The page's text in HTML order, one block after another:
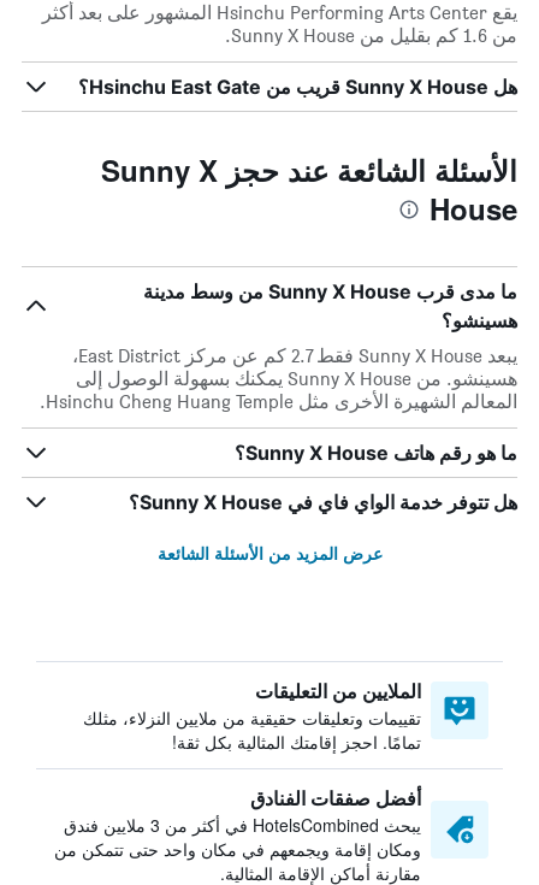
يقع Hsinchu Performing Arts Center المشهور على بعد أكثر
من 1.6 كم بقليل من Sunny X House.
هل Sunny X House قريب من Hsinchu East Gate؟
الأسئلة الشائعة عند حجز Sunny X
House
ما مدى قرب Sunny X House من وسط مدينة
هسينشو؟
يبعد Sunny X House فقط 2.7 كم عن مركز East District،
هسينشو. من Sunny X House يمكنك بسهولة الوصول إلى
المعالم الشهيرة الأخرى مثل Hsinchu Cheng Huang Temple.
ما هو رقم هاتف Sunny X House؟
هل تتوفر خدمة الواي فاي في Sunny X House؟
عرض المزيد من الأسئلة الشائعة
الملايين من التعليقات
تقييمات وتعليقات حقيقية من ملايين النزلاء، مثلك
تمامًا. احجز إقامتك المثالية بكل ثقة!
أفضل صفقات الفنادق
يبحث HotelsCombined في أكثر من 3 ملايين فندق
ومكان إقامة ويجمعهم في مكان واحد حتى تتمكن من
مقارنة أماكن الإقامة المثالية.